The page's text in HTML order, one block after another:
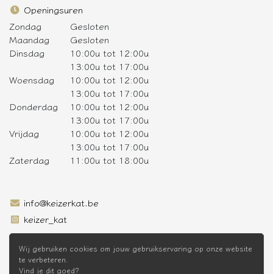
Openingsuren
Zondag
Gesloten
Maandag
Gesloten
Dinsdag
10:00u tot 12:00u
13:00u tot 17:00u
Woensdag
10:00u tot 12:00u
13:00u tot 17:00u
Donderdag
10:00u tot 12:00u
13:00u tot 17:00u
Vrijdag
10:00u tot 12:00u
13:00u tot 17:00u
Zaterdag
11:00u tot 18:00u
info@keizerkat.be
keizer_kat
SCHRIJF JE IN OP DE NIEUWSBRIEF
Wij gebruiken cookies om jouw gebruikservaring op onze website
te verbeteren.
Vind je dit goed?